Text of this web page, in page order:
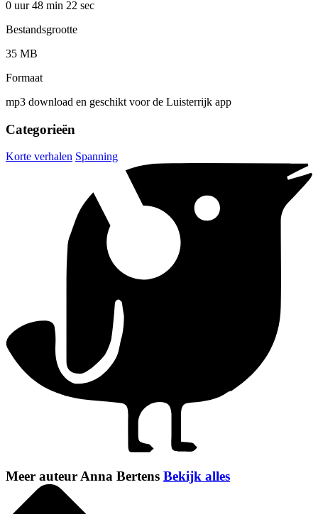
0 uur 48 min 22 sec
Bestandsgrootte
35 MB
Formaat
mp3 download en geschikt voor de Luisterrijk app
Categorieën
Korte verhalen Spanning
Meer auteur Anna Bertens Bekijk alles